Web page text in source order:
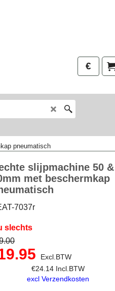
€
pneumatisch
slijpmachine 50 &
met beschermkap
7037r
slechts
Excl.BTW
€24.14 Incl.BTW
excl Verzendkosten